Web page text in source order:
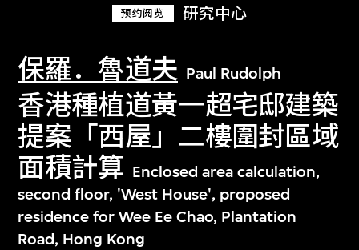
预约阅览 研究中心
保羅．魯道夫 Paul Rudolph
香港種植道黃一超宅邸建築
提案「西屋」二樓圍封區域
面積計算 Enclosed area calculation,
second floor, 'West House', proposed
residence for Wee Ee Chao, Plantation
Road, Hong Kong
文化藏品。